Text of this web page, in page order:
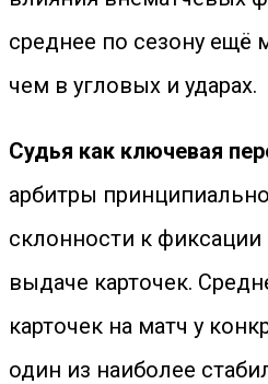
среднее по сезону ещё
чем в угловых и ударах.
Судья как ключевая
арбитры
склонности к
выдаче карточек.
карточек на матч у
один из наиболее